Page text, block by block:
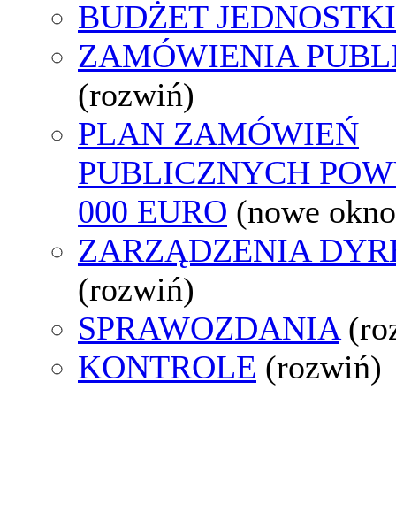
BUDŻET JEDNOSTKI
ZAMÓWIENIA
(rozwiń)
PLAN ZAMÓWIEŃ
PUBLICZNYCH
000 EURO (nowe
ZARZĄDZENIA
(rozwiń)
SPRAWOZDANIA
KONTROLE (rozwiń)